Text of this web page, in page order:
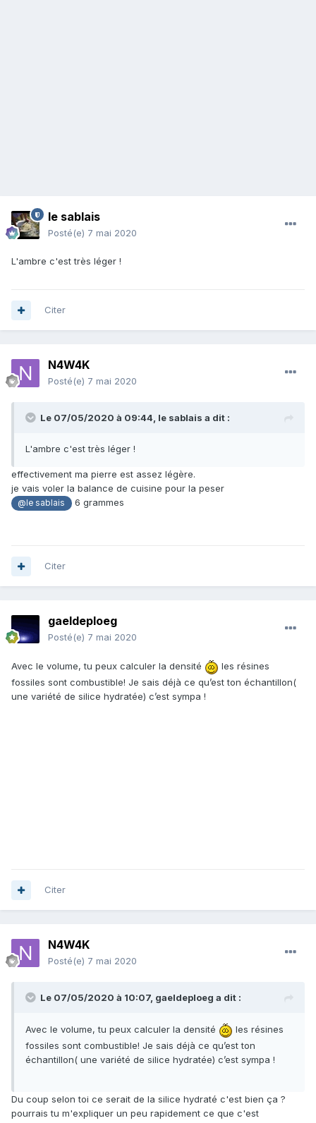
le sablais
Posté(e) 7 mai 2020
L'ambre c'est très léger !
Citer
N4W4K
Posté(e) 7 mai 2020
Le 07/05/2020 à 09:44, le sablais a dit :
L'ambre c'est très léger !
effectivement ma pierre est assez légère.
je vais voler la balance de cuisine pour la peser
@le sablais 6 grammes
Citer
gaeldeploeg
Posté(e) 7 mai 2020
Avec le volume, tu peux calculer la densité
les résines
fossiles sont combustible! Je sais déjà ce qu’est ton échantillon(
une variété de silice hydratée) c’est sympa !
Citer
N4W4K
Posté(e) 7 mai 2020
Le 07/05/2020 à 10:07, gaeldeploeg a dit :
Avec le volume, tu peux calculer la densité
les résines
fossiles sont combustible! Je sais déjà ce qu’est ton
échantillon( une variété de silice hydratée) c’est sympa !
Du coup selon toi ce serait de la silice hydraté c'est bien ça ?
pourrais tu m'expliquer un peu rapidement ce que c'est